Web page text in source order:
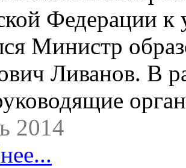
Федерации к
Министр
Ливанов. В
2014